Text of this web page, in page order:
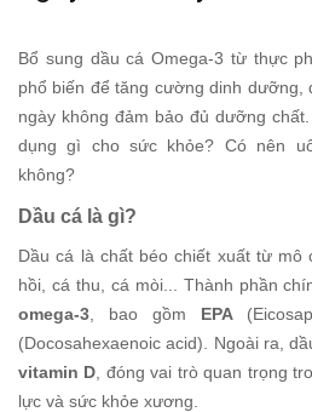
Bổ sung dầu cá Omega-3 từ thực
phổ biến để tăng cường dinh dưỡng,
ngày không đảm bảo đủ dưỡng
dụng gì cho sức khỏe? Có nên
không?
Dầu cá là gì?
Dầu cá là chất béo chiết xuất từ mô
hồi, cá thu, cá mòi... Thành phần
omega-3 , bao gồm EPA
(Docosahexaenoic acid). Ngoài ra,
vitamin D , đóng vai trò quan trọng
lực và sức khỏe xương.